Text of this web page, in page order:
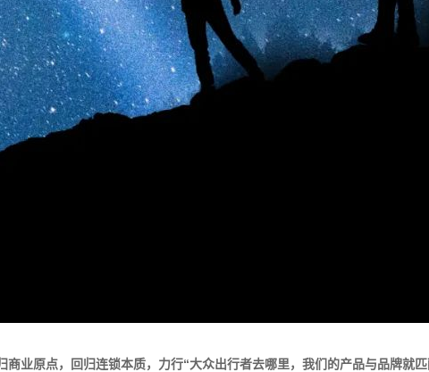
业原点，回归连锁本质，力行“大众出行者去哪里，我们的产品与品牌就